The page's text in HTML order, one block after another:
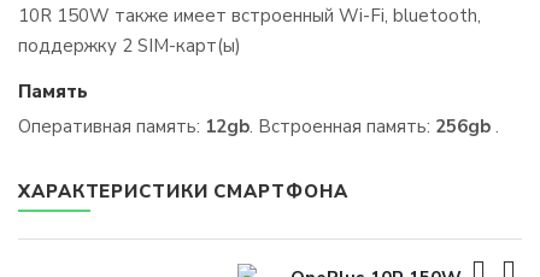
10R 150W также имеет встроенный Wi-Fi, bluetooth,
поддержку 2 SIM-карт(ы)
Память
Оперативная память: 12gb. Встроенная память: 256gb .
ХАРАКТЕРИСТИКИ СМАРТФОНА